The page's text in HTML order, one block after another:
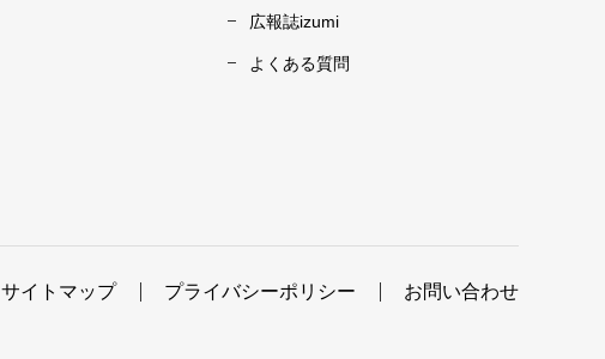
広報誌izumi
よくある質問
サイトマップ プライバシーポリシー お問い合わせ